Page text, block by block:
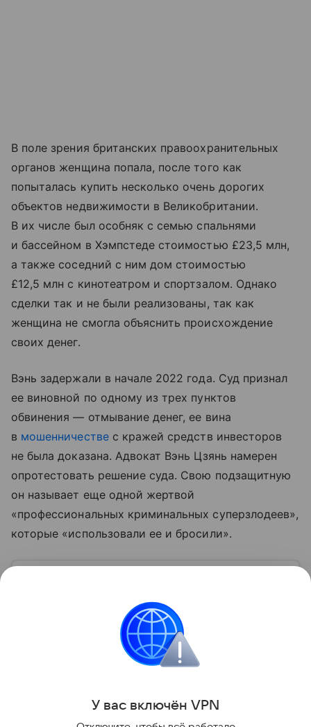
В поле зрения британских правоохранительных
органов женщина попала, после того как
попыталась купить несколько очень дорогих
объектов недвижимости в Великобритании.
В их числе был особняк с семью спальнями
и бассейном в Хэмпстеде стоимостью £23,5 млн,
а также соседний с ним дом стоимостью
£12,5 млн с кинотеатром и спортзалом. Однако
сделки так и не были реализованы, так как
женщина не смогла объяснить происхождение
своих денег.
Вэнь задержали в начале 2022 года. Суд признал
ее виновной по одному из трех пунктов
обвинения — отмывание денег, ее вина
в мошенничествес кражей средств инвесторов
не была доказана. Адвокат Вэнь Цзянь намерен
опротестовать решение суда. Свою подзащитную
он называет еще одной жертвой
«профессиональных криминальных суперзлодеев»,
которые «использовали ее и бросили».
В статье выясним, что такое криптовалюта, для чего
она нужна, как ее можно купить, хранить
Поделиться
У вас включён VPN